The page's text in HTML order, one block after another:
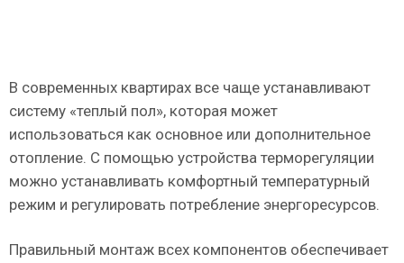
В современных квартирах все чаще устанавливают
систему «теплый пол», которая может
использоваться как основное или дополнительное
отопление. С помощью устройства терморегуляции
можно устанавливать комфортный температурный
режим и регулировать потребление энергоресурсов.
Правильный монтаж всех компонентов обеспечивает